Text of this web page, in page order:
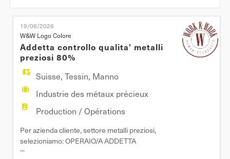
Emplois
Déposez
votre
CV
Connexion
Langue
19/06/2026
W&W Logo Colore
Addetta controllo qualita' metalli
preziosi 80%
Suisse,Tessin, Manno
Industrie des métaux précieux
Production / Opérations
Per azienda cliente, settore metalli preziosi,
selezioniamo: OPERAIO/A ADDETTA
CONTROLLO QUALITA' Mansioni: - lucidatura e
...